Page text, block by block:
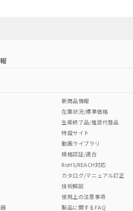
・凡例
Cr(VI)
記載がされた商品であっても、流通在
、弊社営業部門もしくは販売店へお問
ルウェー
新商品情報
在庫状況/標準価格
生産終了品/推奨代替品
特設サイト
動画ライブラリ
規格認証/適合
RoHS/REACH対応
カタログ/マニュアル訂正
技術解説
使用上の注意事項
製品に関するFAQ